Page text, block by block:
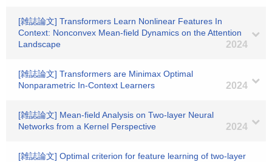
[雑誌論文] Transformers Learn Nonlinear Features In
Context: Nonconvex Mean-field Dynamics on the Attention
Landscape
2024
[雑誌論文] Transformers are Minimax Optimal
Nonparametric In-Context Learners
2024
[雑誌論文] Mean-field Analysis on Two-layer Neural
Networks from a Kernel Perspective
2024
[雑誌論文] Optimal criterion for feature learning of two-layer